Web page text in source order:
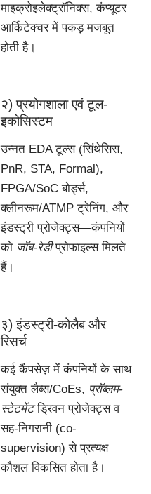
माइक्रोइलेक्ट्रॉनिक्स, कंप्यूटर
आर्किटेक्चर में पकड़ मजबूत
होती है।
२) प्रयोगशाला एवं टूल-
इकोसिस्टम
उन्नत EDA टूल्स (सिंथेसिस,
PnR, STA, Formal),
FPGA/SoC बोर्ड्स,
क्लीनरूम/ATMP ट्रेनिंग, और
इंडस्ट्री प्रोजेक्ट्स—कंपनियों
को जॉब-रेडीप्रोफाइल्स मिलते
हैं।
३) इंडस्ट्री-कोलैब और
रिसर्च
कई कैंपसेज़ में कंपनियों के साथ
संयुक्त लैब्स/CoEs, प्रॉब्लम-
स्टेटमेंटड्रिवन प्रोजेक्ट्स व
सह-निगरानी (co-
supervision) से प्रत्यक्ष
कौशल विकसित होता है।